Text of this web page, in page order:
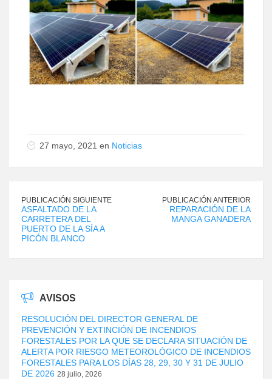
27 mayo, 2021 en Noticias
PUBLICACIÓN SIGUIENTE
ASFALTADO DE LA
CARRETERA DEL
PUERTO DE LA SÍA A
PICÓN BLANCO
PUBLICACIÓN ANTERIOR
REPARACIÓN DE LA
MANGA GANADERA
AVISOS
RESOLUCIÓN DEL DIRECTOR GENERAL DE
PREVENCIÓN Y EXTINCIÓN DE INCENDIOS
FORESTALES POR LA QUE SE DECLARA SITUACIÓN DE
ALERTA POR RIESGO METEOROLÓGICO DE INCENDIOS
FORESTALES PARA LOS DÍAS 28, 29, 30 Y 31 DE JULIO
DE 2026 28 julio, 2026